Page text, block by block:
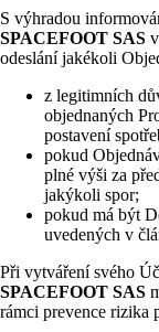
S výhradou
SPACEFOOT SAS
odeslání jakékoli
z legitimních
objednaných
postavení
pokud
plné výši za
jakýkoli spor;
pokud má být
uvedených v
Při vytváření svého
SPACEFOOT SAS
rámci prevence rizika